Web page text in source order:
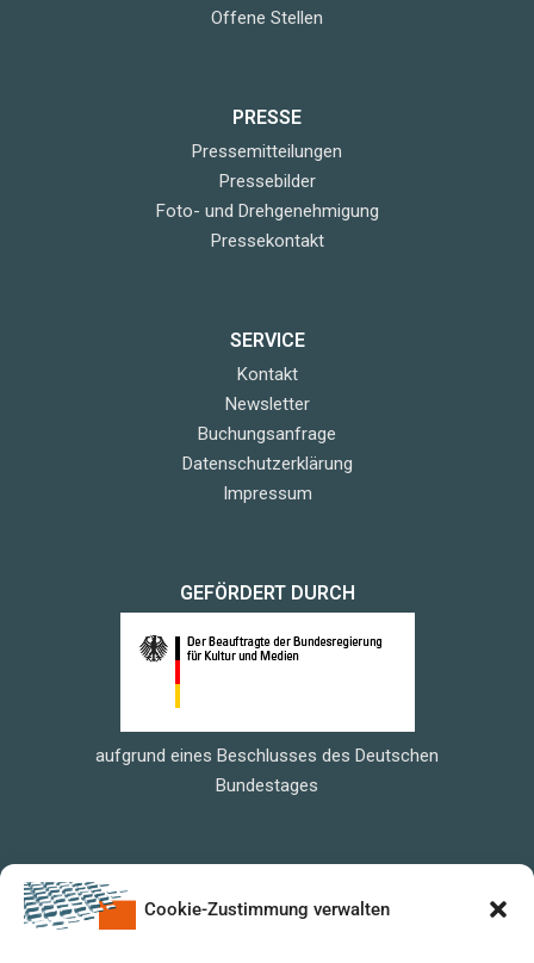
Cookie-Zustimmung verwalten
Offene Stellen
PRESSE
Pressemitteilungen
Pressebilder
Foto- und Drehgenehmigung
Pressekontakt
SERVICE
Kontakt
Newsletter
Buchungsanfrage
Datenschutzerklärung
Impressum
GEFÖRDERT DURCH
aufgrund eines Beschlusses des Deutschen
Bundestages